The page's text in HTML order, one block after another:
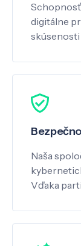
digitálne
Naša
Vďaka